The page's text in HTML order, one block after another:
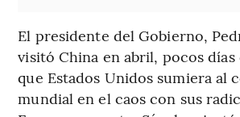
El presidente del Gobierno,
visitó China en abril, pocos días
que Estados Unidos sumiera al
mundial en el caos con sus